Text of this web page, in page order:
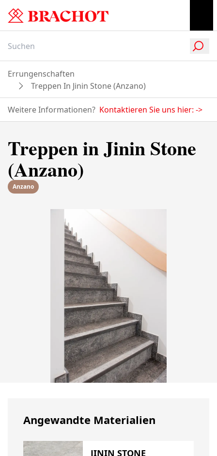
Errungenschaften
Treppen In Jinin Stone (Anzano)
Weitere Informationen? Kontaktieren Sie uns hier: ->
Treppen in Jinin Stone
(Anzano)
Anzano
Angewandte Materialien
JININ STONE